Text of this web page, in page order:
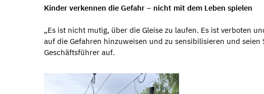
Kinder verkennen die Gefahr – nicht mit dem Leben spielen
„Es ist nicht mutig, über die Gleise zu laufen. Es ist verboten
auf die Gefahren hinzuweisen und zu sensibilisieren und
Geschäftsführer auf.